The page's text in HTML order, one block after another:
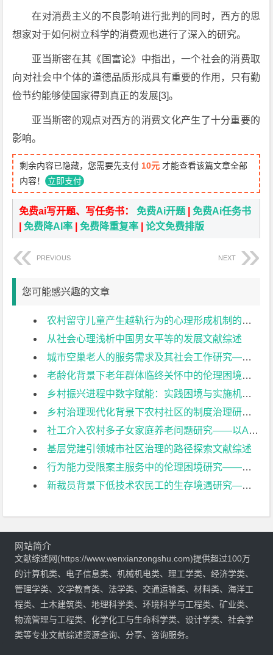
在对消费主义的不良影响进行批判的同时，西方的思
想家对于如何树立科学的消费观也进行了深入的研究。
亚当斯密在其《国富论》中指出，一个社会的消费取
向对社会中个体的道德品质形成具有重要的作用，只有勤
俭节约能够使国家得到真正的发展[3]。
亚当斯密的观点对西方的消费文化产生了十分重要的
影响。
剩余内容已隐藏，您需要先支付 10元 才能查看该篇文章全部
内容！ 立即支付
免费ai写开题、写任务书：免费Ai开题 |免费Ai任务书
|免费降AI率 |免费降重复率 |论文免费排版
PREVIOUS NEXT
您可能感兴趣的文章
农村留守儿童产生越轨行为的心理形成机制的研究文献综述
从社会心理浅析中国男女平等的发展文献综述
城市空巢老人的服务需求及其社会工作研究——以XX社区为例文献综述
老龄化背景下老年群体临终关怀中的伦理困境及其突破策略研究文献综述
乡村振兴进程中数字赋能：实践困境与实施机制研究文献综述
乡村治理现代化背景下农村社区的制度治理研究文献综述
社工介入农村多子女家庭养老问题研究——以A家庭为例文献综述
基层党建引领城市社区治理的路径探索文献综述
行为能力受限案主服务中的伦理困境研究——以南京市某机构失智老人服务项目为例文献综述
新裁员背景下低技术农民工的生存境遇研究——基于典型案例的调查分析文献综述
网站简介
文献综述网(https://www.wenxianzongshu.com)提供超过100万
的计算机类、电子信息类、机械机电类、理工学类、经济学类、
管理学类、文学教育类、法学类、交通运输类、材料类、海洋工
程类、土木建筑类、地理科学类、环境科学与工程类、矿业类、
物流管理与工程类、化学化工与生命科学类、设计学类、社会学
类等专业文献综述资源查询、分享、咨询服务。